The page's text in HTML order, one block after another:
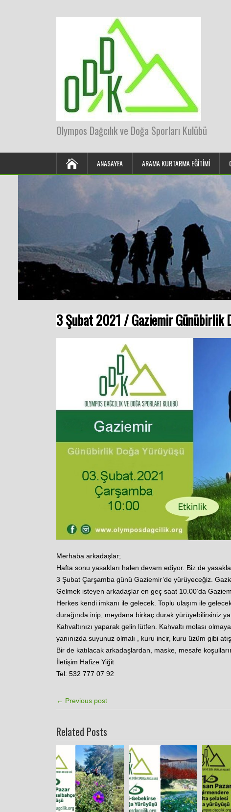
Olympos Dağcılık ve Doğa Sporları Kulübü
ANASAYFA ARAMA KURTARMA EĞITIMI
3 Şubat 2021 / Gaziemir Günübirlik
Merhaba arkadaşlar;
Hafta sonu yasakları halen devam ediyor. Biz de
3 Şubat Çarşamba günü Gaziemir’de yürüyeceğiz.
Gelmek isteyen arkadaşlar en geç saat 10.00’da
Herkes kendi imkanı ile gelecek. Toplu ulaşım ile
durağında inip, meydana birkaç durak yürüyebilirsiniz
Kahvaltınızı yaparak gelin lütfen. Kahvaltı molası
yanınızda suyunuz olmalı , kuru incir, kuru üzüm gibi
Bir de katılacak arkadaşlardan, maske, mesafe
İletişim Hafize Yiğit
Tel: 532 777 07 92
← Previous post
Related Posts